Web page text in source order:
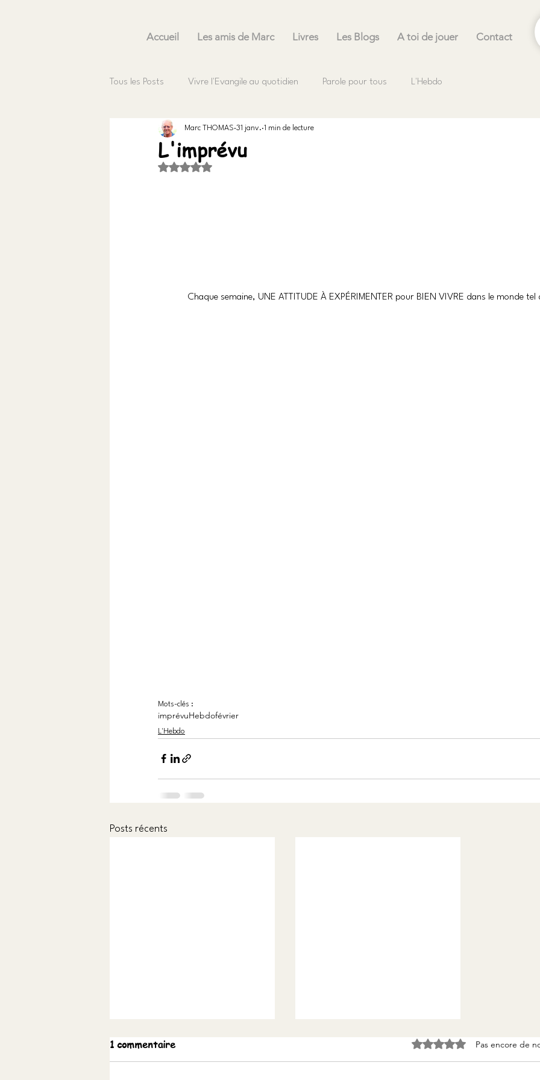
Accueil Les amis de Marc Livres Les Blogs A toi de jouer Contact
Tous les Posts Vivre l'Evangile au quotidien Parole pour tous L'Hebdo
L'imprévu
Marc THOMAS 31 janv. 1 min de lecture
Noté NaN étoiles sur 5.
Chaque semaine, UNE ATTITUDE À EXPÉRIMENTER pour BIEN VIVRE dans le monde tel
Mots-clés :
imprévuHebdofévrier
L'Hebdo
Posts récents
1 commentaire Noté 0 étoile sur 5.Pas encore de